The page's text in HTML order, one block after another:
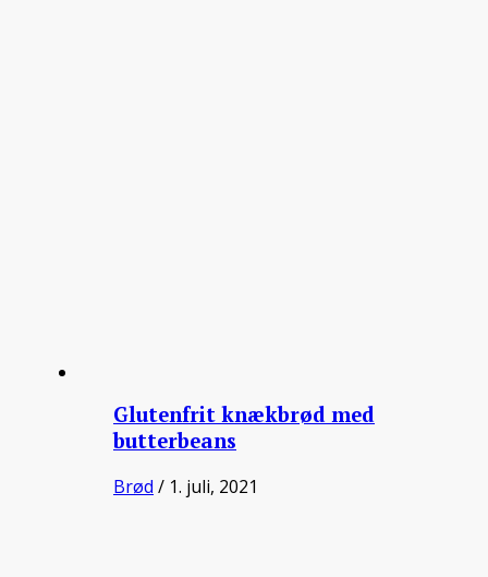
Glutenfrit knækbrød med
butterbeans
Brød / 1. juli, 2021